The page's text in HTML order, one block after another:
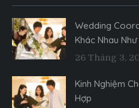
Wedding
Khác Nhau
26 Tháng 3,
Kinh Nghiệm
Hợp